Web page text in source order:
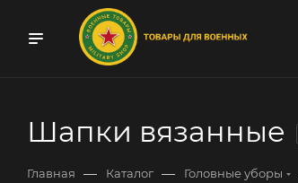
Шапки вязанные
Главная — Каталог — Головные уборы